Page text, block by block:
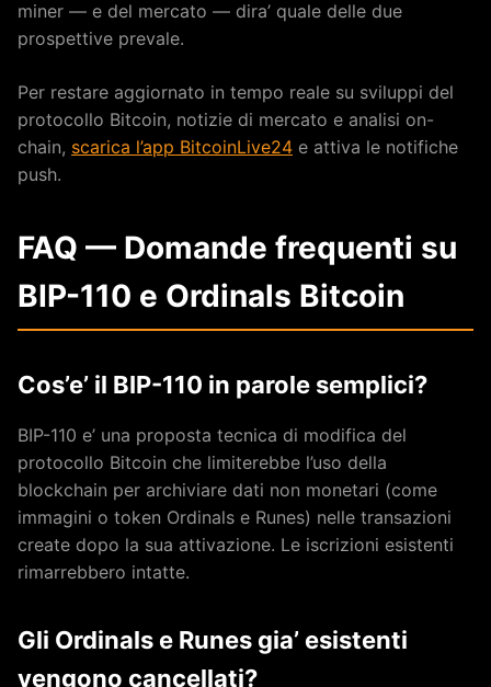
miner — e del mercato — dira’ quale delle due
prospettive prevale.
Per restare aggiornato in tempo reale su sviluppi del
protocollo Bitcoin, notizie di mercato e analisi on-
chain, scarica l’app BitcoinLive24 e attiva le notifiche
push.
FAQ — Domande frequenti su
BIP-110 e Ordinals Bitcoin
Cos’e’ il BIP-110 in parole semplici?
BIP-110 e’ una proposta tecnica di modifica del
protocollo Bitcoin che limiterebbe l’uso della
blockchain per archiviare dati non monetari (come
immagini o token Ordinals e Runes) nelle transazioni
create dopo la sua attivazione. Le iscrizioni esistenti
rimarrebbero intatte.
Gli Ordinals e Runes gia’ esistenti
vengono cancellati?